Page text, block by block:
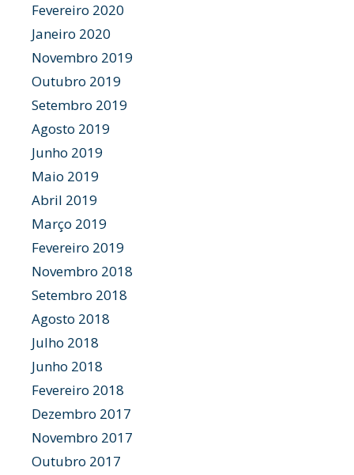
Fevereiro 2020
Janeiro 2020
Novembro 2019
Outubro 2019
Setembro 2019
Agosto 2019
Junho 2019
Maio 2019
Abril 2019
Março 2019
Fevereiro 2019
Novembro 2018
Setembro 2018
Agosto 2018
Julho 2018
Junho 2018
Fevereiro 2018
Dezembro 2017
Novembro 2017
Outubro 2017